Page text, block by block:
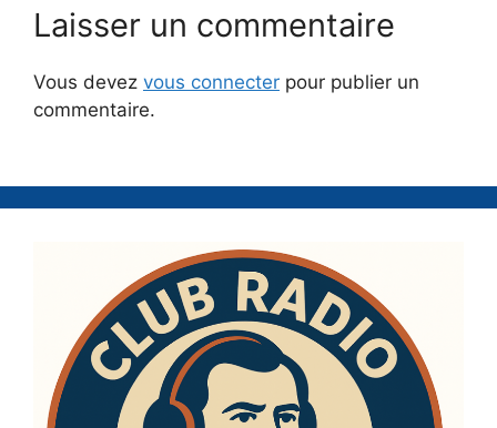
Laisser un commentaire
Vous devez vous connecter pour publier un
commentaire.